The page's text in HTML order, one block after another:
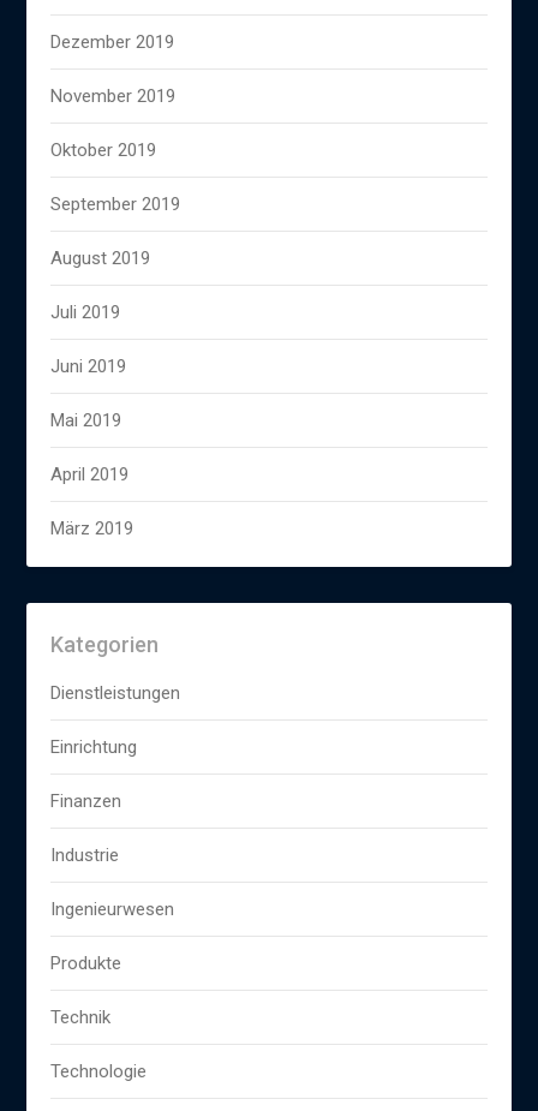
Dezember 2019
November 2019
Oktober 2019
September 2019
August 2019
Juli 2019
Juni 2019
Mai 2019
April 2019
März 2019
Kategorien
Dienstleistungen
Einrichtung
Finanzen
Industrie
Ingenieurwesen
Produkte
Technik
Technologie